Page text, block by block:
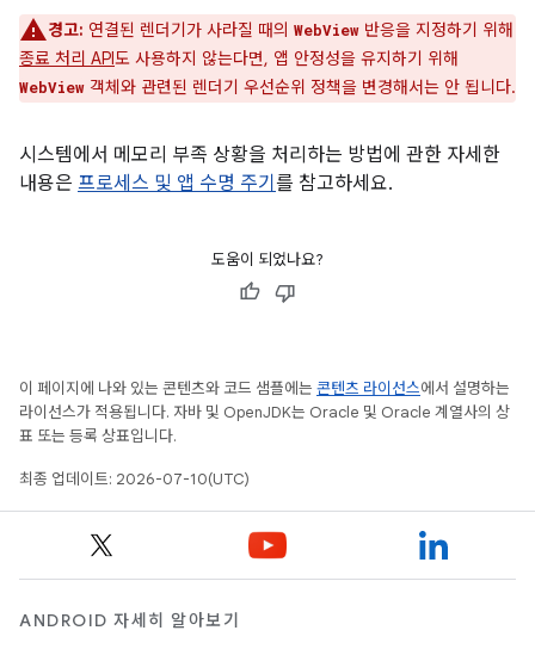
경고: 연결된 렌더기가 사라질 때의 WebView 반응을 지정하기 위해
종료 처리 API도 사용하지 않는다면, 앱 안정성을 유지하기 위해
WebView 객체와 관련된 렌더기 우선순위 정책을 변경해서는 안 됩니다.
시스템에서 메모리 부족 상황을 처리하는 방법에 관한 자세한
내용은 프로세스 및 앱 수명 주기 를 참고하세요.
도움이 되었나요?
이 페이지에 나와 있는 콘텐츠와 코드 샘플에는 콘텐츠 라이선스에서 설명하는
라이선스가 적용됩니다. 자바 및 OpenJDK는 Oracle 및 Oracle 계열사의 상
표 또는 등록 상표입니다.
최종 업데이트: 2026-07-10(UTC)
ANDROID 자세히 알아보기